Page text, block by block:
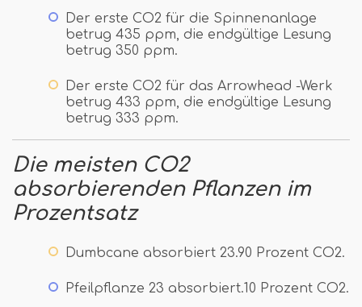
Der erste CO2 für die Spinnenanlage
betrug 435 ppm, die endgültige Lesung
betrug 350 ppm.
Der erste CO2 für das Arrowhead -Werk
betrug 433 ppm, die endgültige Lesung
betrug 333 ppm.
Die meisten CO2
absorbierenden Pflanzen im
Prozentsatz
Dumbcane absorbiert 23.90 Prozent CO2.
Pfeilpflanze 23 absorbiert.10 Prozent CO2.